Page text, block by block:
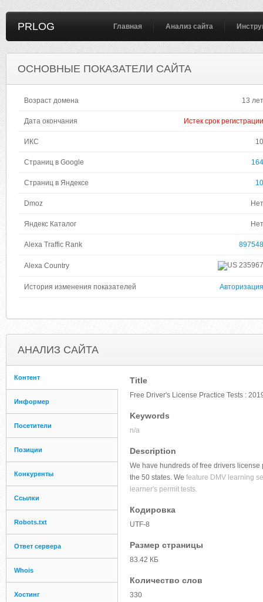
PRLOG Главная Анализ сайта
ОСНОВНЫЕ ПОКАЗАТЕЛИ САЙТА
Возраст домена 13 лет
Дата окончания Истек срок регистрации
ИКС 10
Страниц в Google 164
Страниц в Яндексе 10
Dmoz Нет
Яндекс Каталог Нет
Alexa Traffic Rank 897548
Alexa Country 235967
История изменения показателей Авторизация
АНАЛИЗ САЙТА
Контент
Информер
Посетители
Позиции
Конкуренты
Ссылки
Robots.txt
Ответ сервера
Whois
Хостинг
Title
Free Driver's License Practice Tests :
Keywords
n/a
Description
We have hundreds of free drivers
the 50 states. We feature DMV learning
learner's permit tests.
Кодировка
UTF-8
Размер страницы
83.42 КБ
Количество слов
330